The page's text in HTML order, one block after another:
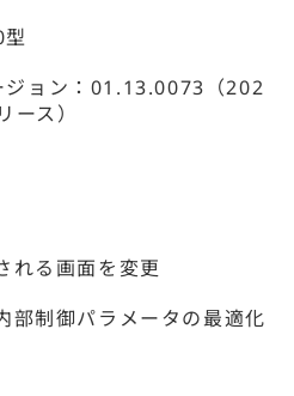
ジョン：01.13.0073（202
ス）
れる画面を変更
部制御パラメータの最適化